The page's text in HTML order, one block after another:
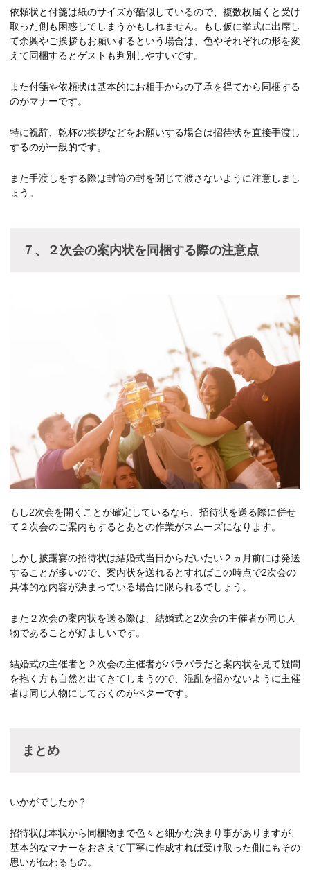
依頼状と付箋は紙のサイズが酷似しているので、複数枚届くと受け
取った側も困惑してしまうかもしれません。もし仮に挙式に出席し
て余興やご挨拶もお願いするという場合は、色やそれぞれの形を変
えて同梱するとゲストも判別しやすいです。
また付箋や依頼状は基本的にお相手からの了承を得てから同梱する
のがマナーです。
特に祝辞、乾杯の挨拶などをお願いする場合は招待状を直接手渡し
するのが一般的です。
また手渡しをする際は封筒の封を閉じて渡さないように注意しまし
ょう。
７、２次会の案内状を同梱する際の注意点
もし2次会を開くことが確定しているなら、招待状を送る際に併せ
て２次会のご案内もするとあとの作業がスムーズになります。
しかし披露宴の招待状は結婚式当日からだいたい２ヵ月前には発送
することが多いので、案内状を送れるとすればこの時点で2次会の
具体的な内容が決まっている場合に限られるでしょう。
また２次会の案内状を送る際は、結婚式と2次会の主催者が同じ人
物であることが好ましいです。
結婚式の主催者と２次会の主催者がバラバラだと案内状を見て疑問
を抱く方も自然と出てきてしまうので、混乱を招かないように主催
者は同じ人物にしておくのがベターです。
まとめ
いかがでしたか？
招待状は本状から同梱物まで色々と細かな決まり事がありますが、
基本的なマナーをおさえて丁寧に作成すれば受け取った側にもその
思いが伝わるもの。